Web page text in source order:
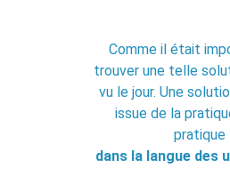
Comme il était
trouver une telle
vu le jour. Une
issue de la
pratique
dans la langue des